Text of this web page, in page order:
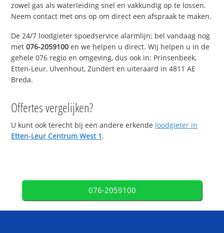
zowel gas als waterleiding snel en vakkundig op te lossen.
Neem contact met ons op om direct een afspraak te maken.
De 24/7 loodgieter spoedservice alarmlijn; bel vandaag nog
met076-2059100 en we helpen u direct. Wij helpen u in de
gehele 076 regio en omgeving, dus ook in: Prinsenbeek,
Etten-Leur, Ulvenhout, Zundert en uiteraard in 4811 AE
Breda.
Offertes vergelijken?
U kunt ook terecht bij een andere erkende loodgieter in
Etten-Leur Centrum West 1.
076-2059100